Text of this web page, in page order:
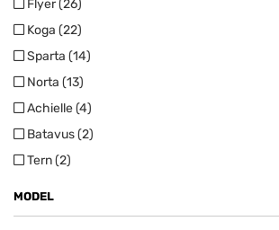
Flyer (26)
Koga (22)
Sparta (14)
Norta (13)
Achielle (4)
Batavus (2)
Tern (2)
MODEL